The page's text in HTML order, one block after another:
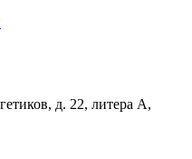
д. 22, литера А,